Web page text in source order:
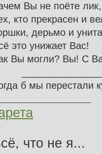
Вы не поёте лик,
кто прекрасен и
дерьмо и
это унижает Вас!
Вы могли? Вы! С
б мы перестали
что не я...